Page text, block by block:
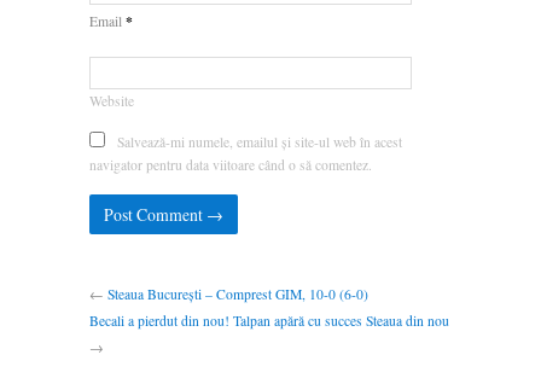
Email *
Website
Salvează-mi numele, emailul și site-ul web în acest
navigator pentru data viitoare când o să comentez.
← Steaua București – Comprest GIM, 10-0 (6-0)
Becali a pierdut din nou! Talpan apără cu succes Steaua din nou
→